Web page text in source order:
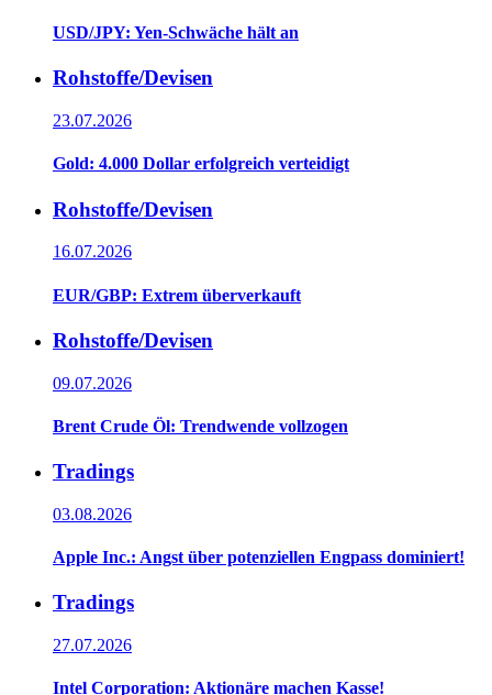
USD/JPY: Yen-Schwäche hält an
Rohstoffe/Devisen
23.07.2026
Gold: 4.000 Dollar erfolgreich verteidigt
Rohstoffe/Devisen
16.07.2026
EUR/GBP: Extrem überverkauft
Rohstoffe/Devisen
09.07.2026
Brent Crude Öl: Trendwende vollzogen
Tradings
03.08.2026
Apple Inc.: Angst über potenziellen Engpass dominiert!
Tradings
27.07.2026
Intel Corporation: Aktionäre machen Kasse!